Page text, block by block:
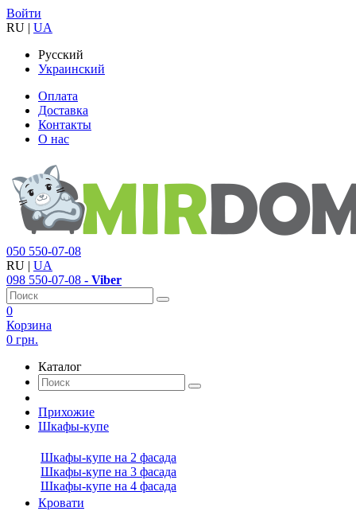
Войти
RU | UA
Русский
Украинский
Оплата
Доставка
Контакты
О нас
050 550-07-08
RU | UA
098 550-07-08 - Viber
0
Корзина
0 грн.
Каталог
Прихожие
Шкафы-купе
Шкафы-купе на 2 фасада
Шкафы-купе на 3 фасада
Шкафы-купе на 4 фасада
Кровати